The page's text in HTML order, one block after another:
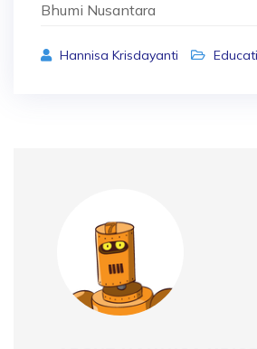
Bhumi Nusantara
Hannisa Krisdayanti